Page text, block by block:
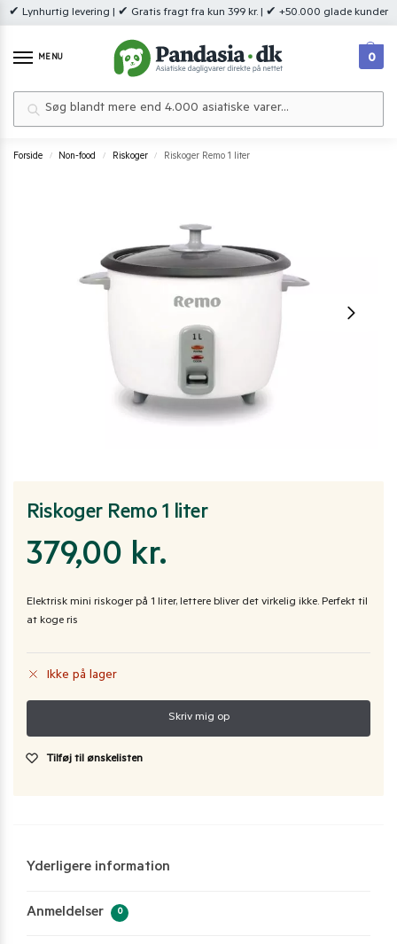
✔ Lynhurtig levering | ✔ Gratis fragt fra kun 399 kr. | ✔ +50.000 glade kunder
MENU 0
Forside / Non-food / Riskoger / Riskoger Remo 1 liter
Riskoger Remo 1 liter
379,00 kr.
Elektrisk mini riskoger på 1 liter, lettere bliver det virkelig ikke. Perfekt til
at koge ris
Ikke på lager
Tilføj til ønskelisten
Yderligere information
Anmeldelser 0